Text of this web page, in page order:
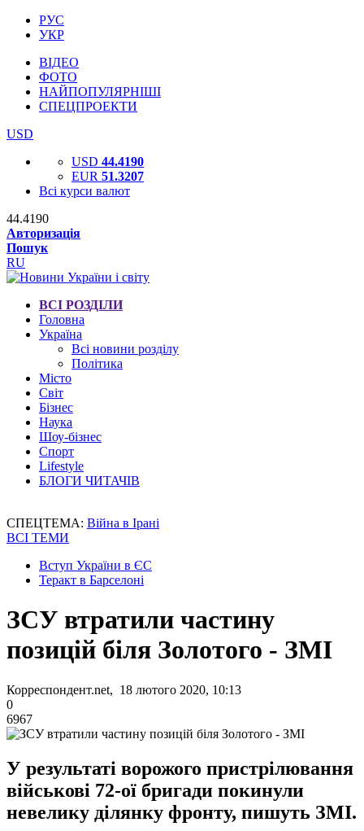
РУС
УКР
ВІДЕО
ФОТО
НАЙПОПУЛЯРНІШІ
СПЕЦПРОЕКТИ
USD
USD 44.4190
EUR 51.3207
Всі курси валют
44.4190
Авторизація
Пошук
RU
ВСІ РОЗДІЛИ
Головна
Україна
Всі новини розділу
Політика
Місто
Світ
Бізнес
Наука
Шоу-бізнес
Спорт
Lifestyle
БЛОГИ ЧИТАЧІВ
СПЕЦТЕМА: Війна в Ірані
ВСІ ТЕМИ
Вступ України в ЄС
Теракт в Барселоні
ЗСУ втратили частину
позицій біля Золотого - ЗМІ
Корреспондент.net, 18 лютого 2020, 10:13
0
6967
У результаті ворожого пристрілювання
військові 72-ої бригади покинули
невелику ділянку фронту, пишуть ЗМІ.